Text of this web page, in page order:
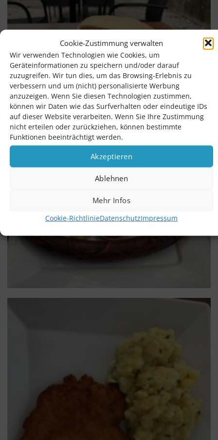
Cookie-Zustimmung verwalten
Wir verwenden Technologien wie Cookies, um
Geräteinformationen zu speichern und/oder darauf
zuzugreifen. Wir tun dies, um das Browsing-Erlebnis zu
verbessern und um (nicht) personalisierte Werbung
anzuzeigen. Wenn Sie diesen Technologien zustimmen,
können wir Daten wie das Surfverhalten oder eindeutige IDs
auf dieser Website verarbeiten. Wenn Sie Ihre Zustimmung
nicht erteilen oder zurückziehen, können bestimmte
Funktionen beeinträchtigt werden.
Akzeptieren
Ablehnen
Mehr Infos
Cookie-RichtlinieDatenschutzImpressum